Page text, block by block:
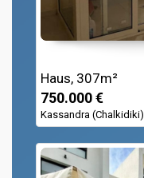
Haus, 307m²
750.000 €
Kassandra (Chalkidiki)